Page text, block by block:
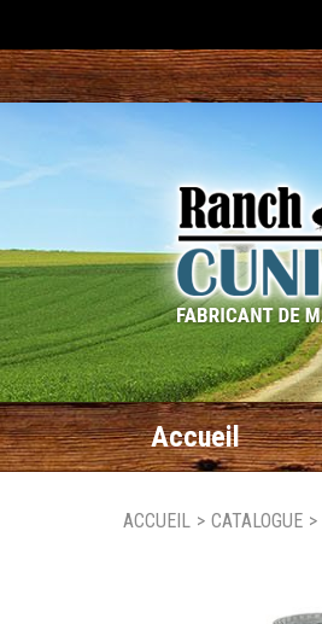
Accueil
ACCUEIL > CATALOGUE >